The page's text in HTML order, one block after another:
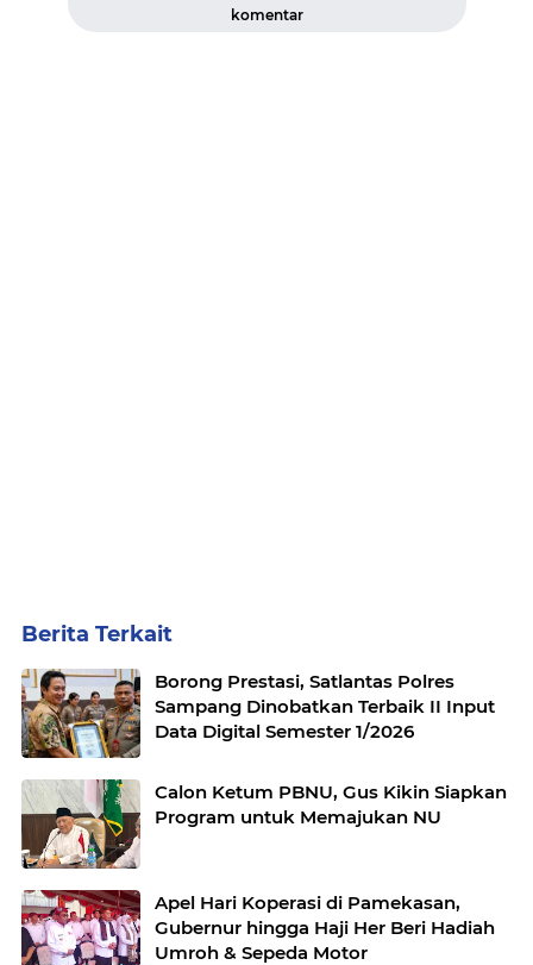
komentar
Berita Terkait
Borong Prestasi, Satlantas Polres
Sampang Dinobatkan Terbaik II Input
Data Digital Semester 1/2026
Calon Ketum PBNU, Gus Kikin Siapkan
Program untuk Memajukan NU
Apel Hari Koperasi di Pamekasan,
Gubernur hingga Haji Her Beri Hadiah
Umroh & Sepeda Motor